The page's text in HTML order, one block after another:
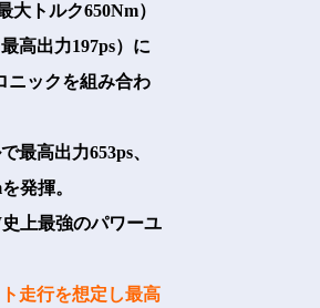
大トルク650Nm）
高出力197ps）に
ニックを組み合わ
最高出力653ps、
発揮。
上最強のパワーユ
走行を想定し最高